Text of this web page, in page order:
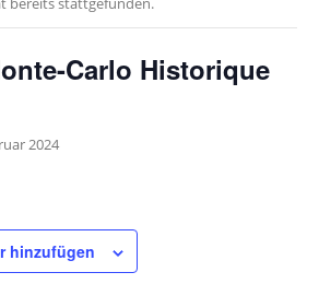
Carlo Historique
2024
hinzufügen